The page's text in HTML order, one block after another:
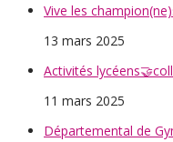
Vive les
13 mars 2025
Activités
11 mars 2025
Départemental de